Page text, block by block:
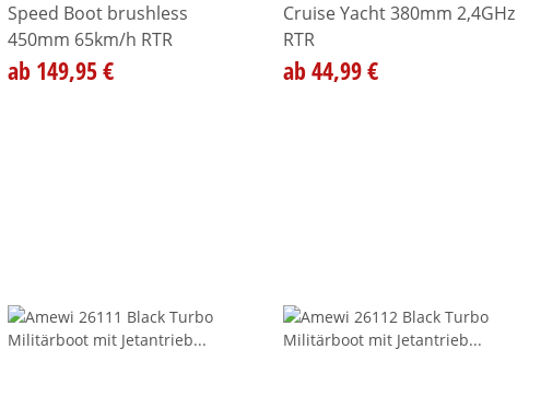
Speed Boot brushless
450mm 65km/h RTR
ab 149,95 €
Cruise Yacht 380mm 2,4GHz
RTR
ab 44,99 €